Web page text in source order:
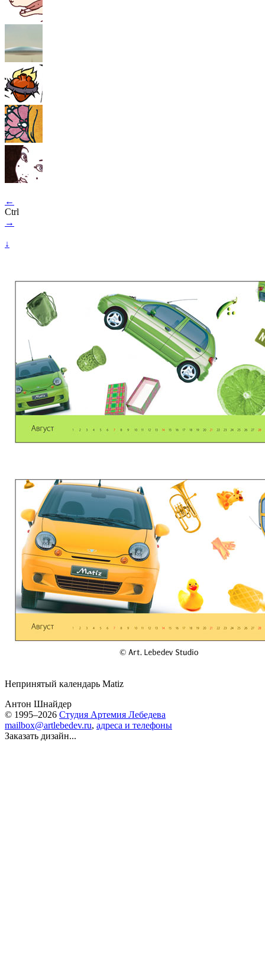
←
Ctrl
→
↓
Непринятый календарь Matiz
Антон Шнайдер
© 1995–2026 Студия Артемия Лебедева
mailbox@artlebedev.ru, адреса и телефоны
Заказать дизайн...